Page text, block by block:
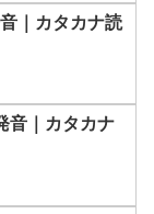
｜カタカナ読
音｜カタカナ